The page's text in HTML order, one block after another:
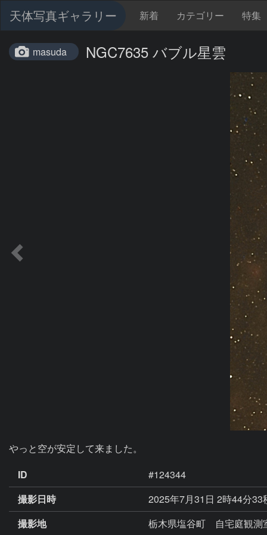
天体写真ギャラリー 新着 カテゴリー 特集
masuda NGC7635 バブル星雲
やっと空が安定して来ました。
ID
#124344
撮影日時
2025年7月31日 2時44分33
撮影地
栃木県塩谷町 自宅庭観測